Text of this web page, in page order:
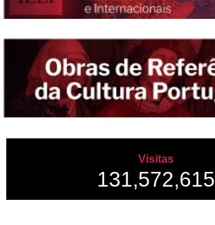
Visitas
131,572,615